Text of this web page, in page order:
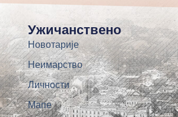
Ужичанствено
Новотарије
Неимарство
Личности
Мапе